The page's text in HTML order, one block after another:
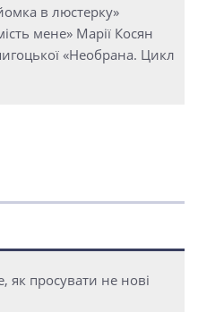
в люстерку»
мене» Марії Косян
«Необрана. Цикл
як просувати не нові